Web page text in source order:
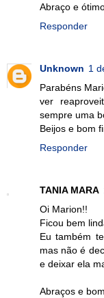
Abraço e
Responder
Unknown 1
Parabéns
ver
sempre uma
Beijos e bom
Responder
TANIA MARA
Oi Marion!!
Ficou bem
Eu também
mas não é
e deixar ela
Abraços e